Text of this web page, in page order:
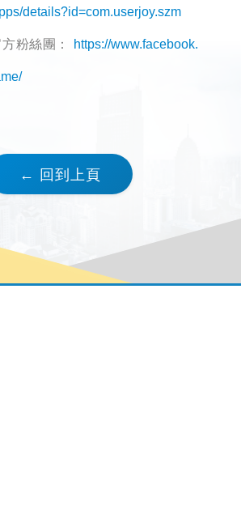
details?id=com.userjoy.szm
方粉絲團： https://www.facebook.
← 回到上頁